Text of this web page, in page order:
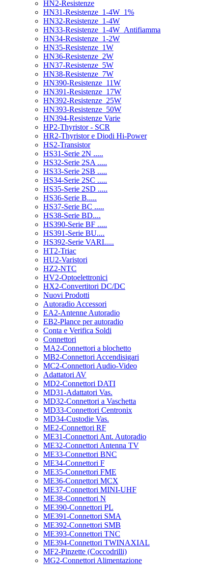
HN2-Resistenze
HN31-Resistenze_1-4W_1%
HN32-Resistenze_1-4W
HN33-Resistenze_1-4W_Antifiamma
HN34-Resistenze_1-2W
HN35-Resistenze_1W
HN36-Resistenze_2W
HN37-Resistenze_5W
HN38-Resistenze_7W
HN390-Resistenze_11W
HN391-Resistenze_17W
HN392-Resistenze_25W
HN393-Resistenze_50W
HN394-Resistenze Varie
HP2-Thyristor - SCR
HR2-Thyristor e Diodi Hi-Power
HS2-Transistor
HS31-Serie 2N .....
HS32-Serie 2SA .....
HS33-Serie 2SB .....
HS34-Serie 2SC .....
HS35-Serie 2SD .....
HS36-Serie B.....
HS37-Serie BC .....
HS38-Serie BD....
HS390-Serie BF .....
HS391-Serie BU....
HS392-Serie VARI.....
HT2-Triac
HU2-Varistori
HZ2-NTC
HV2-Optoelettronici
HX2-Convertitori DC/DC
Nuovi Prodotti
Autoradio Accessori
EA2-Antenne Autoradio
EB2-Plance per autoradio
Conta e Verifica Soldi
Connettori
MA2-Connettori a blochetto
MB2-Connettori Accendisigari
MC2-Connettori Audio-Video
Adattatori AV
MD2-Connettori DATI
MD31-Adattatori Vas.
MD32-Connettori a Vaschetta
MD33-Connettori Centronix
MD34-Custodie Vas.
ME2-Connettori RF
ME31-Connettori Ant. Autoradio
ME32-Connettori Antenna TV
ME33-Connettori BNC
ME34-Connettori F
ME35-Connettori FME
ME36-Connettori MCX
ME37-Connettori MINI-UHF
ME38-Connettori N
ME390-Connettori PL
ME391-Connettori SMA
ME392-Connettori SMB
ME393-Connettori TNC
ME394-Connettori TWINAXIAL
MF2-Pinzette (Coccodrilli)
MG2-Connettori Alimentazione